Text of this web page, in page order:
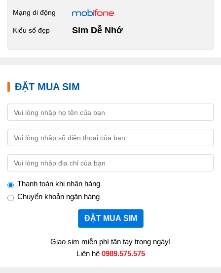
Mạng di động
Kiểu số đẹp Sim Dễ Nhớ
ĐẶT MUA SIM
Thanh toán khi nhận hàng
Chuyển khoản ngân hàng
ĐẶT MUA SIM
Giao sim miễn phí tận tay trong ngày!
Liên hệ 0989.575.575